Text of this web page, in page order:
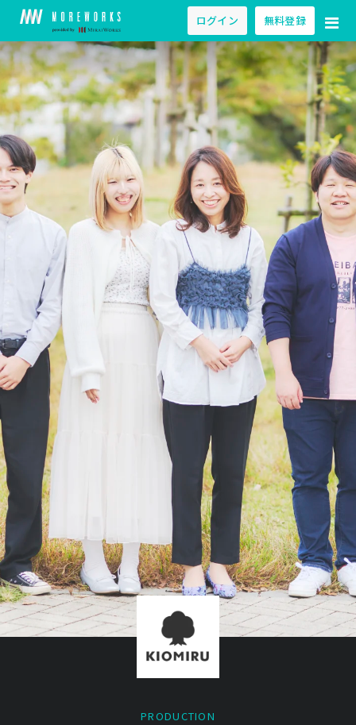
ログイン 無料登録
PRODUCTION